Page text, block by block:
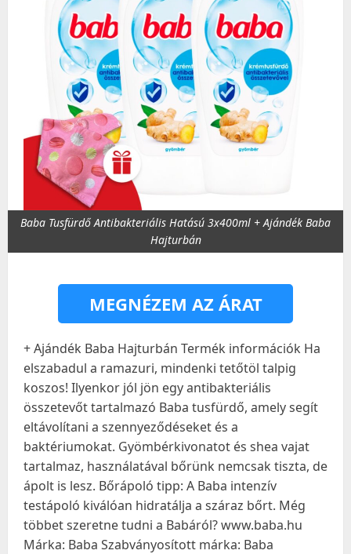
Baba Tusfürdő Antibakteriális Hatású 3x400ml + Ajándék Baba
Hajturbán
MEGNÉZEM AZ ÁRAT
+ Ajándék Baba Hajturbán Termék információk Ha
elszabadul a ramazuri, mindenki tetőtöl talpig
koszos! Ilyenkor jól jön egy antibakteriális
összetevőt tartalmazó Baba tusfürdő, amely segít
eltávolítani a szennyeződéseket és a
baktériumokat. Gyömbérkivonatot és shea vajat
tartalmaz, használatával bőrünk nemcsak tiszta, de
ápolt is lesz. Bőrápoló tipp: A Baba intenzív
testápoló kiválóan hidratálja a száraz bőrt. Még
többet szeretne tudni a Babáról? www.baba.hu
Márka: Baba Szabványosított márka: Baba